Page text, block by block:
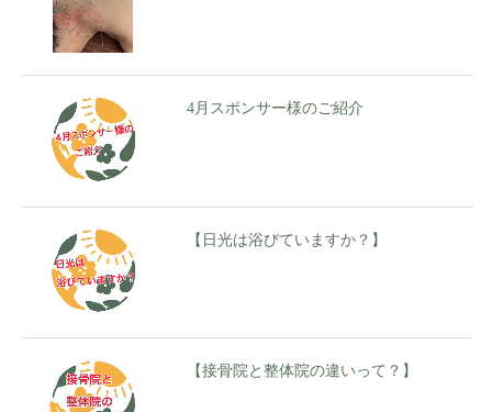
4月スポンサー様のご紹介
【日光は浴びていますか？】
【接骨院と整体院の違いって？】